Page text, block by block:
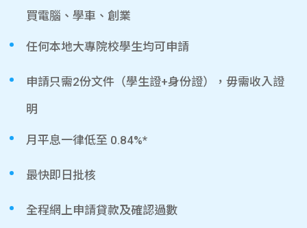
買電腦、學車、創業
任何本地大專院校學生均可申請
申請只需2份文件（學生證+身份證），毋需收入證
明
月平息一律低至 0.84%*
最快即日批核
全程網上申請貸款及確認過數